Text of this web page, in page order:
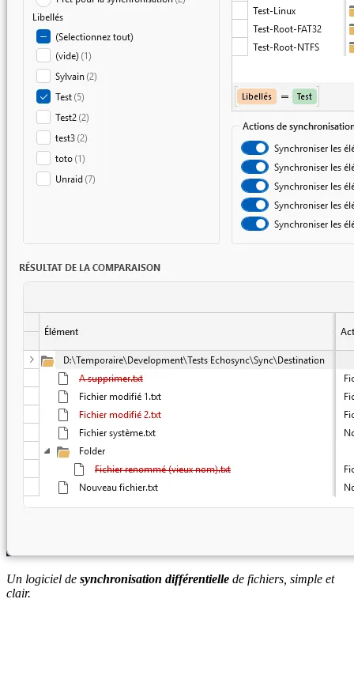
Un logiciel de synchronisation différentielle de fichiers, simple et
clair.